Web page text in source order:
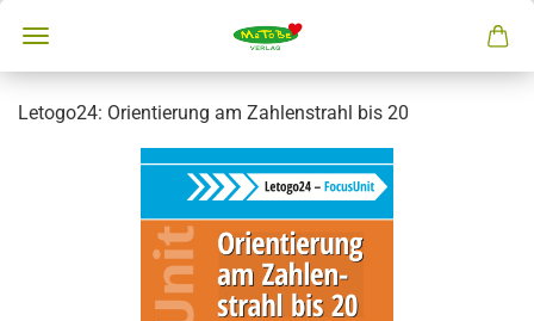
Letogo24: Orientierung am Zahlenstrahl bis 20